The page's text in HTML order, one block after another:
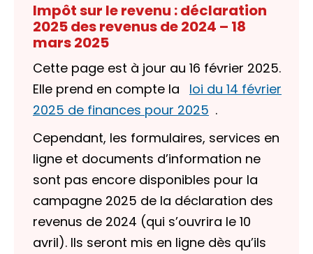
Impôt sur le revenu : déclaration
2025 des revenus de 2024 – 18
mars 2025
Cette page est à jour au 16 février 2025.
Elle prend en compte la
loi du 14 février
2025 de finances pour 2025 .
Cependant, les formulaires, services en
ligne et documents d’information ne
sont pas encore disponibles pour la
campagne 2025 de la déclaration des
revenus de 2024 (qui s’ouvrira le 10
avril). Ils seront mis en ligne dès qu’ils